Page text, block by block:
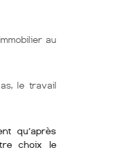
au
le travail
qu’après
choix le